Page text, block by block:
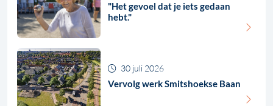
"Het gevoel dat je iets gedaan
hebt."
Vervolg werk Smitshoekse Baan
30 juli 2026